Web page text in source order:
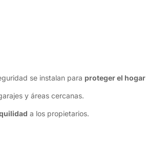
se instalan para proteger el hogar
y áreas cercanas.
a los propietarios.